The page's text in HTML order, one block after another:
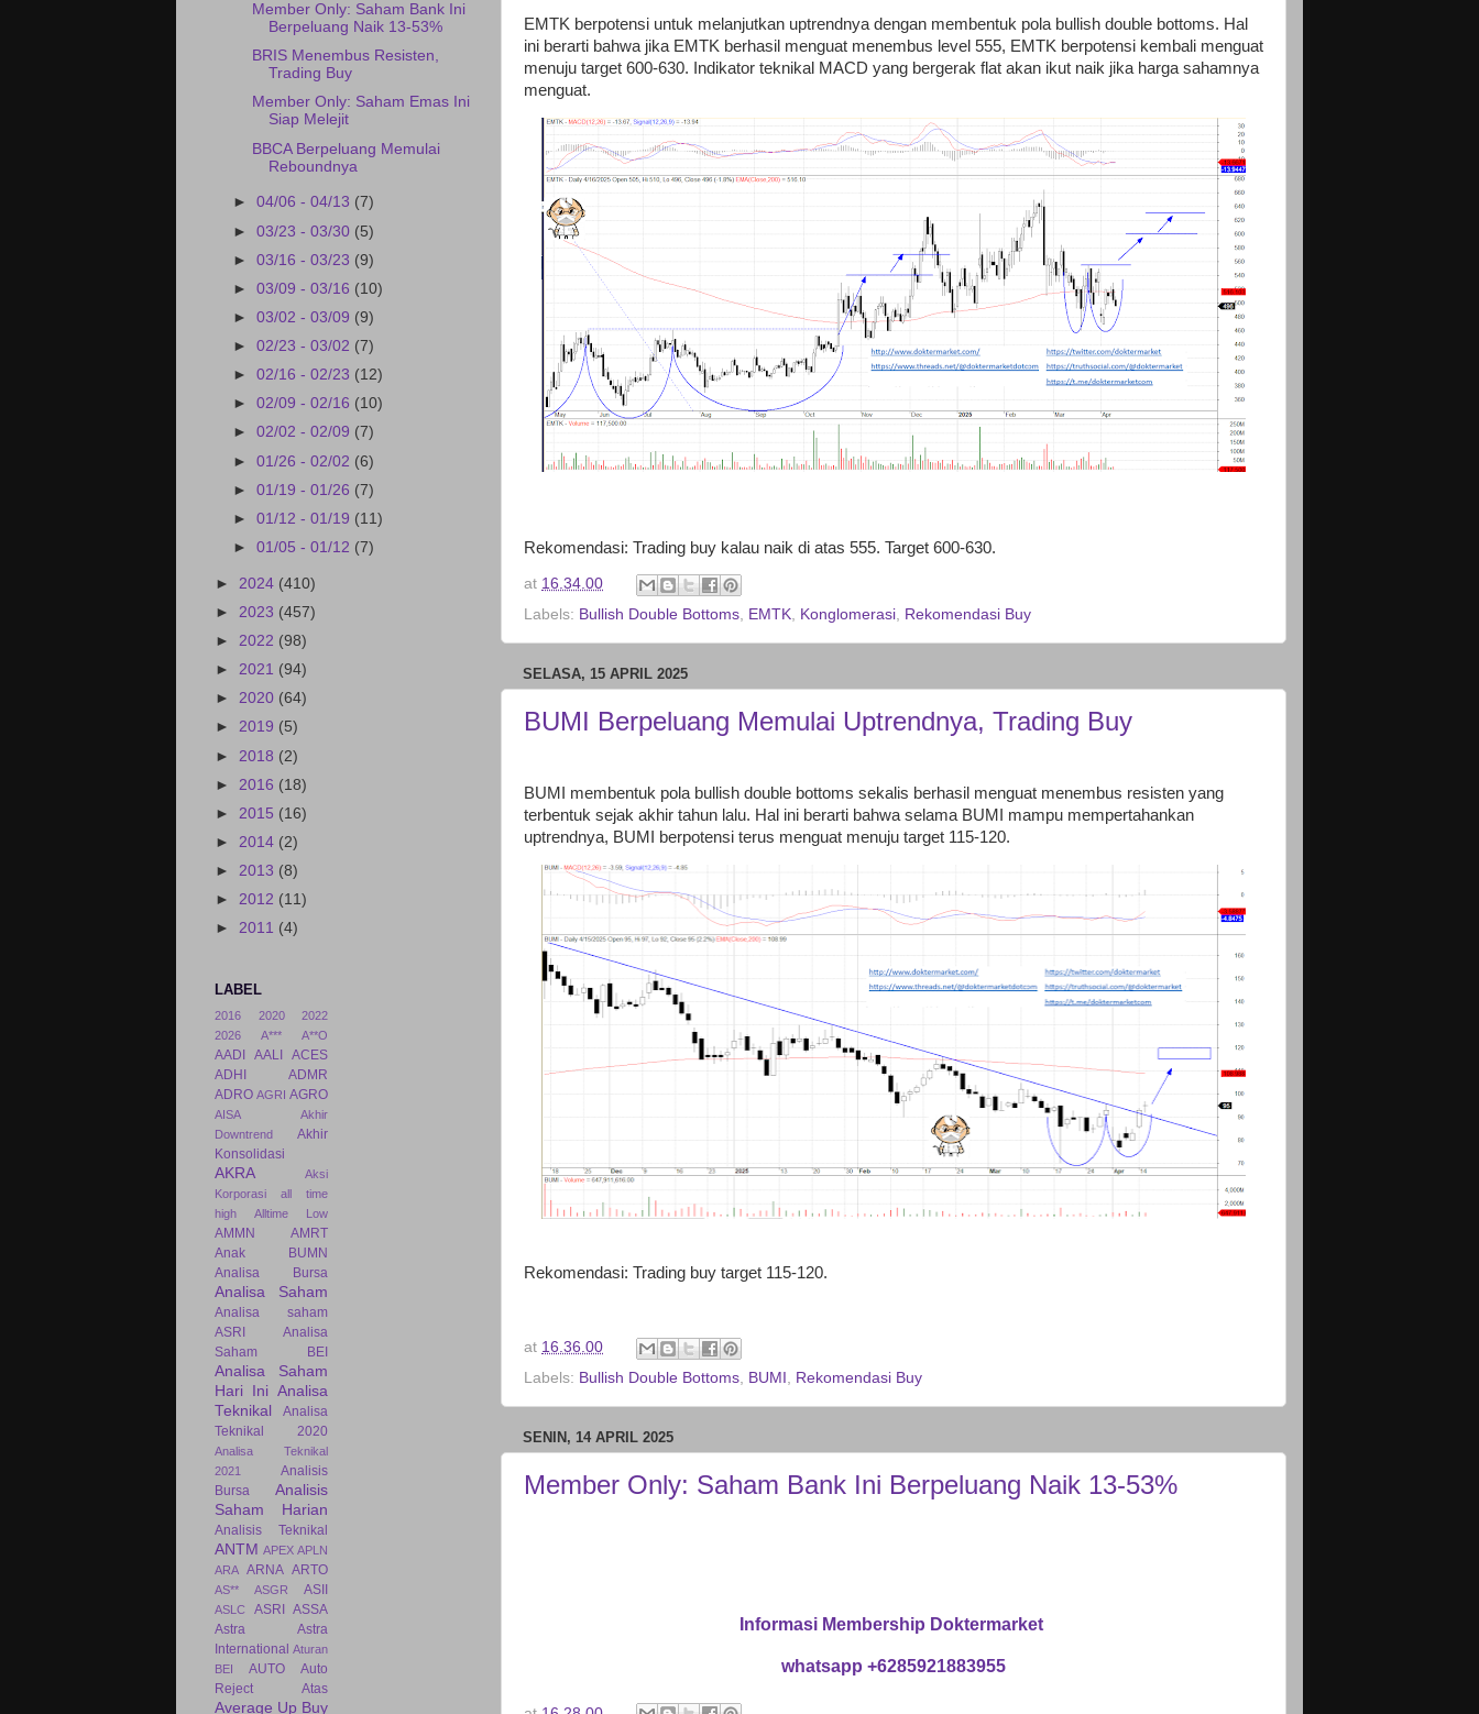
EMTK berpotensi untuk melanjutkan uptrendnya dengan membentuk pola bullish double bottoms. Hal
ini berarti bahwa jika EMTK berhasil menguat menembus level 555, EMTK berpotensi kembali menguat
menuju target 600-630. Indikator teknikal MACD yang bergerak flat akan ikut naik jika harga sahamnya
menguat.
Rekomendasi: Trading buy kalau naik di atas 555. Target 600-630.
at 16.34.00
Labels: Bullish Double Bottoms EMTK Konglomerasi Rekomendasi Buy
SELASA, 15 APRIL 2025
BUMI Berpeluang Memulai Uptrendnya, Trading Buy
BUMI membentuk pola bullish double bottoms sekalis berhasil menguat menembus resisten yang
terbentuk sejak akhir tahun lalu. Hal ini berarti bahwa selama BUMI mampu mempertahankan
uptrendnya, BUMI berpotensi terus menguat menuju target 115-120.
Rekomendasi: Trading buy target 115-120.
at 16.36.00
Labels: Bullish Double Bottoms BUMI Rekomendasi Buy
SENIN, 14 APRIL 2025
Member Only: Saham Bank Ini Berpeluang Naik 13-53%
Informasi Membership Doktermarket
whatsapp +6285921883955
Member Only: Saham Bank Ini
Berpeluang Naik 13-53%
BRIS Menembus Resisten,
Trading Buy
Member Only: Saham Emas Ini
Siap Melejit
BBCA Berpeluang Memulai
Reboundnya
►04/06 - 04/13 (7)
►03/23 - 03/30 (5)
►03/16 - 03/23 (9)
►03/09 - 03/16 (10)
►03/02 - 03/09 (9)
►02/23 - 03/02 (7)
►02/16 - 02/23 (12)
►02/09 - 02/16 (10)
►02/02 - 02/09 (7)
►01/26 - 02/02 (6)
►01/19 - 01/26 (7)
►01/12 - 01/19 (11)
►01/05 - 01/12 (7)
► 2024 (410)
► 2023 (457)
► 2022 (98)
► 2021 (94)
► 2020 (64)
► 2019 (5)
► 2018 (2)
► 2016 (18)
► 2015 (16)
► 2014 (2)
► 2013 (8)
► 2012 (11)
► 2011 (4)
LABEL
2016 2020
2022
2026
A*** A**O
AADI AALI ACES
ADHI
ADMR
ADRO AGRI AGRO
AISA
Akhir
Downtrend
Akhir
Konsolidasi
AKRA
Aksi
Korporasi
all time
high
Alltime Low
AMMN
AMRT
Anak BUMN
Analisa Bursa
Analisa Saham
Analisa saham
ASRI
Analisa
Saham BEI
Analisa Saham
Hari Ini Analisa
Teknikal
Analisa
Teknikal 2020
Analisa Teknikal
2021
Analisis
Bursa
Analisis
Saham Harian
Analisis Teknikal
ANTM APEX APLN
ARA ARNA ARTO
AS** ASGR ASII
ASLC ASRI ASSA
Astra
Astra
International Aturan
BEI
AUTO
Auto
Reject Atas
Average Up Buy